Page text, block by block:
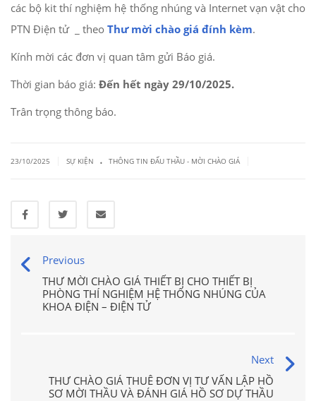
các bộ kit thí nghiệm hệ thống nhúng và Internet vạn vật cho
PTN Điện tử _ theo Thư mời chào giá đính kèm.
Kính mời các đơn vị quan tâm gửi Báo giá.
Thời gian báo giá: Đến hết ngày 29/10/2025.
Trân trọng thông báo.
23/10/2025 SỰ KIỆN . THÔNG TIN ĐẤU THẦU - MỜI CHÀO GIÁ
Previous
THƯ MỜI CHÀO GIÁ THIẾT BỊ CHO THIẾT BỊ
PHÒNG THÍ NGHIỆM HỆ THỐNG NHÚNG CỦA
KHOA ĐIỆN – ĐIỆN TỬ
Next
THƯ CHÀO GIÁ THUÊ ĐƠN VỊ TƯ VẤN LẬP HỒ
SƠ MỜI THẦU VÀ ĐÁNH GIÁ HỒ SƠ DỰ THẦU